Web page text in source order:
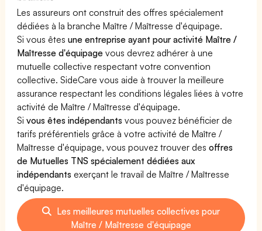
Les assureurs ont construit des offres spécialement
dédiées à la branche Maître / Maîtresse d'équipage.
Si vous êtesune entreprise ayant pour activité Maître /
Maîtresse d'équipage vous devrez adhérer à une
mutuelle collective respectant votre convention
collective. SideCare vous aide à trouver la meilleure
assurance respectant les conditions légales liées à votre
activité de Maître / Maîtresse d'équipage.
Sivous êtes indépendants vous pouvez bénéficier de
tarifs préférentiels grâce à votre activité de Maître /
Maîtresse d'équipage, vous pouvez trouver desoffres
de Mutuelles TNS spécialement dédiées aux
indépendants exerçant le travail de Maître / Maîtresse
d'équipage.
Les meilleures mutuelles collectives pour
Maître / Maîtresse d'équipage